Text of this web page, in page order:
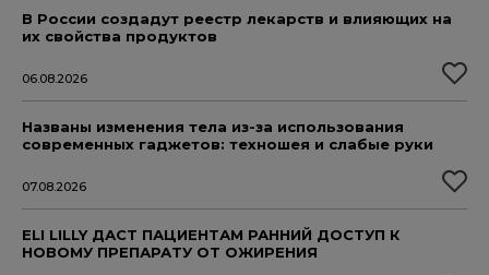
В России создадут реестр лекарств и влияющих на
их свойства продуктов
06.08.2026
Названы изменения тела из-за использования
современных гаджетов: техношея и слабые руки
07.08.2026
ELI LILLY ДАСТ ПАЦИЕНТАМ РАННИЙ ДОСТУП К
НОВОМУ ПРЕПАРАТУ ОТ ОЖИРЕНИЯ